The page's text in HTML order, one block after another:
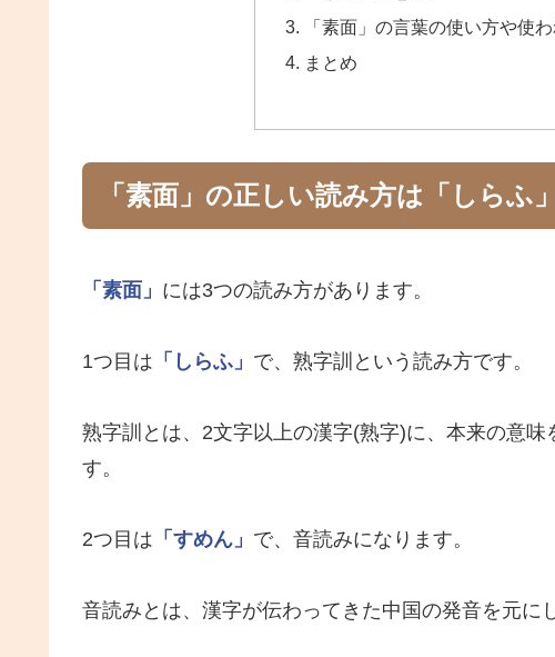
「素面」の言葉の使い方や使
まとめ
「素面」の正しい読み方は「しらふ
「素面」 には3つの読み方があります。
1つ目は 「しらふ」 で、熟字訓という読み方です。
熟字訓とは、2文字以上の漢字(熟字)に、本来の意
す。
2つ目は 「すめん」 で、音読みになります。
音読みとは、漢字が伝わってきた中国の発音を元に